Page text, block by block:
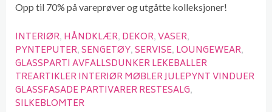
Opp til 70% på vareprøver og utgåtte kolleksjoner!
INTERIØR HÅNDKLÆR DEKOR VASER
PYNTEPUTER SENGETØY SERVISE LOUNGEWEAR
GLASSPARTI AVFALLSDUNKER LEKEBALLER
TREARTIKLER INTERIØR MØBLER JULEPYNT VINDUER
GLASSFASADE PARTIVARER RESTESALG
SILKEBLOMTER